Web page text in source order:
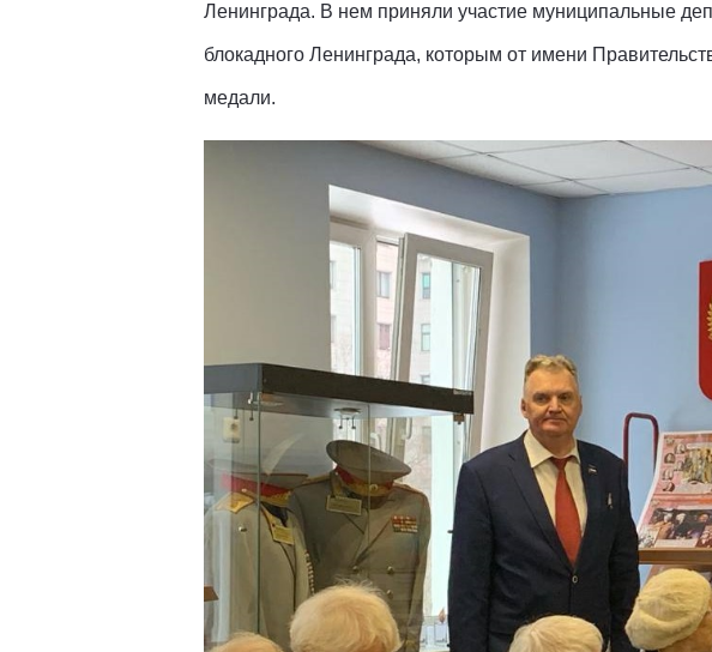
Ленинграда. В нем приняли участие муниципальные
блокадного Ленинграда, которым от имени
медали.